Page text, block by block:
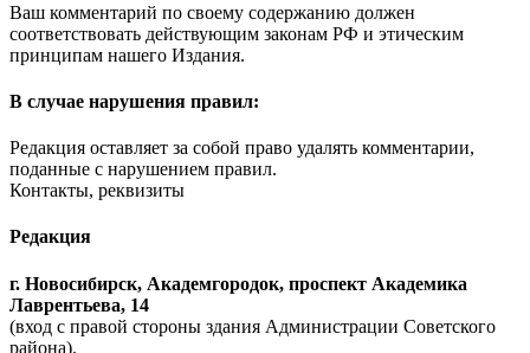
Ваш комментарий по своему содержанию должен
соответствовать действующим законам РФ и этическим
принципам нашего Издания.
В случае нарушения правил:
Редакция оставляет за собой право удалять комментарии,
поданные с нарушением правил.
Контакты, реквизиты
Редакция
г. Новосибирск, Академгородок, проспект Академика
Лаврентьева, 14
(вход с правой стороны здания Администрации Советского
района).